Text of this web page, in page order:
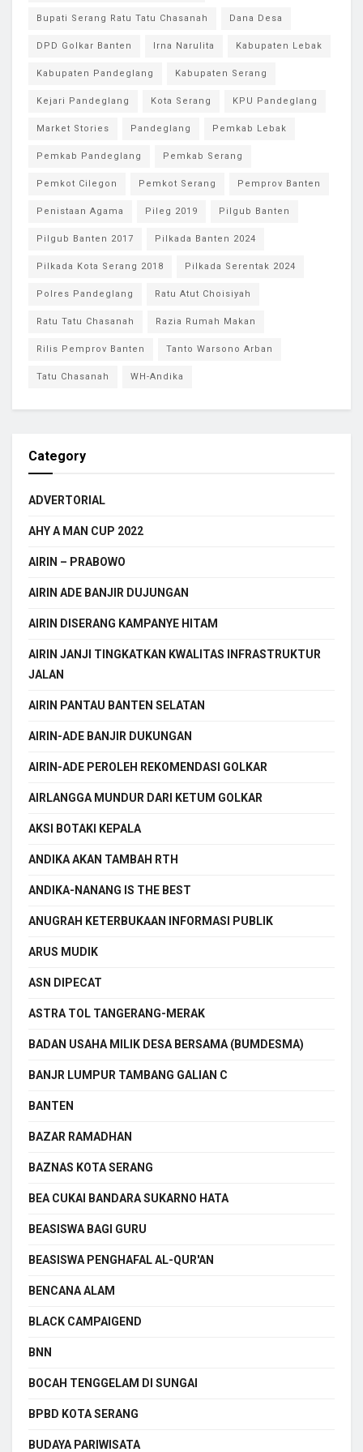
Bupati Serang Ratu Tatu Chasanah Dana Desa
DPD Golkar Banten Irna Narulita Kabupaten Lebak
Kabupaten Pandeglang Kabupaten Serang
Kejari Pandeglang Kota Serang KPU Pandeglang
Market Stories Pandeglang Pemkab Lebak
Pemkab Pandeglang Pemkab Serang
Pemkot Cilegon Pemkot Serang Pemprov Banten
Penistaan Agama Pileg 2019 Pilgub Banten
Pilgub Banten 2017 Pilkada Banten 2024
Pilkada Kota Serang 2018 Pilkada Serentak 2024
Polres Pandeglang Ratu Atut Choisiyah
Ratu Tatu Chasanah Razia Rumah Makan
Rilis Pemprov Banten Tanto Warsono Arban
Tatu Chasanah WH-Andika
Category
ADVERTORIAL
AHY A MAN CUP 2022
AIRIN – PRABOWO
AIRIN ADE BANJIR DUJUNGAN
AIRIN DISERANG KAMPANYE HITAM
AIRIN JANJI TINGKATKAN KWALITAS INFRASTRUKTUR
JALAN
AIRIN PANTAU BANTEN SELATAN
AIRIN-ADE BANJIR DUKUNGAN
AIRIN-ADE PEROLEH REKOMENDASI GOLKAR
AIRLANGGA MUNDUR DARI KETUM GOLKAR
AKSI BOTAKI KEPALA
ANDIKA AKAN TAMBAH RTH
ANDIKA-NANANG IS THE BEST
ANUGRAH KETERBUKAAN INFORMASI PUBLIK
ARUS MUDIK
ASN DIPECAT
ASTRA TOL TANGERANG-MERAK
BADAN USAHA MILIK DESA BERSAMA (BUMDESMA)
BANJR LUMPUR TAMBANG GALIAN C
BANTEN
BAZAR RAMADHAN
BAZNAS KOTA SERANG
BEA CUKAI BANDARA SUKARNO HATA
BEASISWA BAGI GURU
BEASISWA PENGHAFAL AL-QUR'AN
BENCANA ALAM
BLACK CAMPAIGEND
BNN
BOCAH TENGGELAM DI SUNGAI
BPBD KOTA SERANG
BUDAYA PARIWISATA